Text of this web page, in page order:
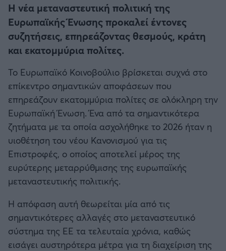
Δημήτρης Τσορμπατζόγλου
Άρης
Λεβαδειακός
ΟΦΗ
Βόλος
Ατρόμητος Αθηνών
Κηφισιά
Αστέρας Τρίπολης
Παναιτωλικός
Καλαμάτα
Συνεντεύξεις
Μεγάλη μου Αγάπη
Μια Ιστορία από την Πόλη
Η νέα μεταναστευτική πολιτική της
Ευρωπαϊκής Ένωσης προκαλεί έντονες
συζητήσεις, επηρεάζοντας θεσμούς, κράτη
και εκατομμύρια πολίτες.
Το Ευρωπαϊκό Κοινοβούλιο βρίσκεται συχνά στο
επίκεντρο σημαντικών αποφάσεων που
επηρεάζουν εκατομμύρια πολίτες σε ολόκληρη την
Ευρωπαϊκή Ένωση. Ένα από τα σημαντικότερα
ζητήματα με τα οποία ασχολήθηκε το 2026 ήταν η
υιοθέτηση του νέου Κανονισμού για τις
Επιστροφές, ο οποίος αποτελεί μέρος της
ευρύτερης μεταρρύθμισης της ευρωπαϊκής
μεταναστευτικής πολιτικής.
Η απόφαση αυτή θεωρείται μία από τις
σημαντικότερες αλλαγές στο μεταναστευτικό
σύστημα της ΕΕ τα τελευταία χρόνια, καθώς
εισάγει αυστηρότερα μέτρα για τη διαχείριση της